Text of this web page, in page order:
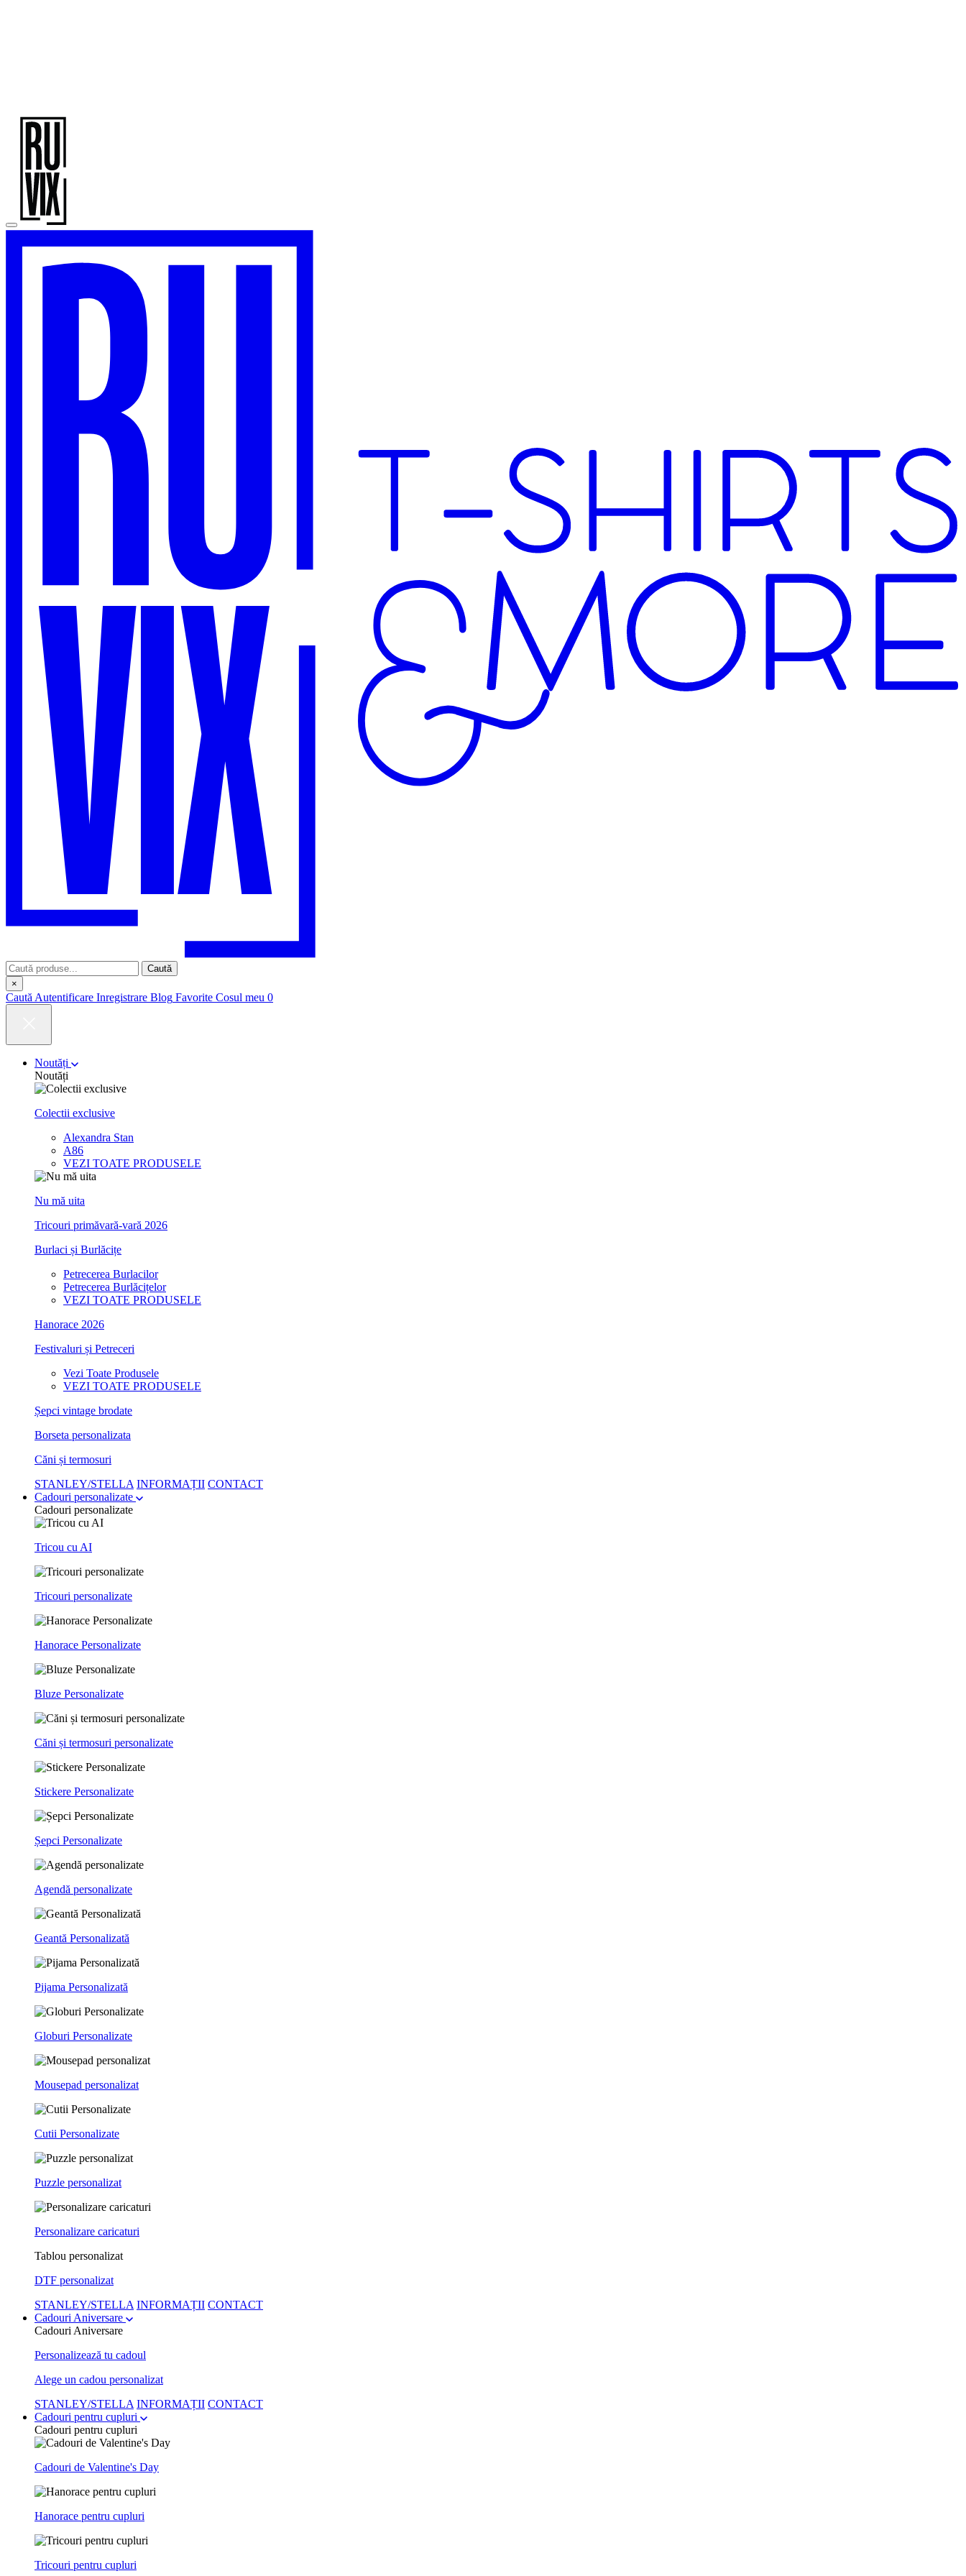
Caută
×
CautăAutentificare Inregistrare Blog Favorite Cosul meu 0
Noutăți
Noutăți
Colectii exclusive
Alexandra Stan
A86
VEZI TOATE PRODUSELE
Nu mă uita
Tricouri primăvară-vară 2026
Burlaci și Burlăcițe
Petrecerea Burlacilor
Petrecerea Burlăcițelor
VEZI TOATE PRODUSELE
Hanorace 2026
Festivaluri și Petreceri
Vezi Toate Produsele
VEZI TOATE PRODUSELE
Șepci vintage brodate
Borseta personalizata
Căni și termosuri
STANLEY/STELLA INFORMAȚII CONTACT
Cadouri personalizate
Cadouri personalizate
Tricou cu AI
Tricouri personalizate
Hanorace Personalizate
Bluze Personalizate
Căni și termosuri personalizate
Stickere Personalizate
Șepci Personalizate
Agendă personalizate
Geantă Personalizată
Pijama Personalizată
Globuri Personalizate
Mousepad personalizat
Cutii Personalizate
Puzzle personalizat
Personalizare caricaturi
Tablou personalizat
DTF personalizat
STANLEY/STELLA INFORMAȚII CONTACT
Cadouri Aniversare
Cadouri Aniversare
Personalizează tu cadoul
Alege un cadou personalizat
STANLEY/STELLA INFORMAȚII CONTACT
Cadouri pentru cupluri
Cadouri pentru cupluri
Cadouri de Valentine's Day
Hanorace pentru cupluri
Tricouri pentru cupluri